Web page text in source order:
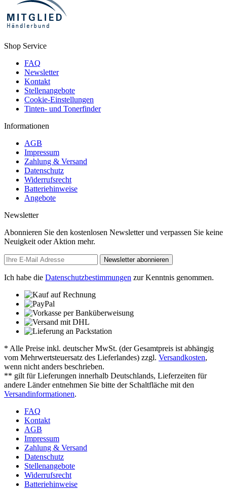
Shop Service
FAQ
Newsletter
Kontakt
Stellenangebote
Cookie-Einstellungen
Tinten- und Tonerfinder
Informationen
AGB
Impressum
Zahlung & Versand
Datenschutz
Widerrufsrecht
Batteriehinweise
Angebote
Newsletter
Abonnieren Sie den kostenlosen Newsletter und verpassen Sie keine
Neuigkeit oder Aktion mehr.
Newsletter abonnieren
Ich habe die Datenschutzbestimmungen zur Kenntnis genommen.
* Alle Preise inkl. deutscher MwSt. (der Gesamtpreis ist abhängig
vom Mehrwertsteuersatz des Lieferlandes) zzgl. Versandkosten,
wenn nicht anders beschrieben.
** gilt für Lieferungen innerhalb Deutschlands, Lieferzeiten für
andere Länder entnehmen Sie bitte der Schaltfläche mit den
Versandinformationen.
FAQ
Kontakt
AGB
Impressum
Zahlung & Versand
Datenschutz
Stellenangebote
Widerrufsrecht
Batteriehinweise